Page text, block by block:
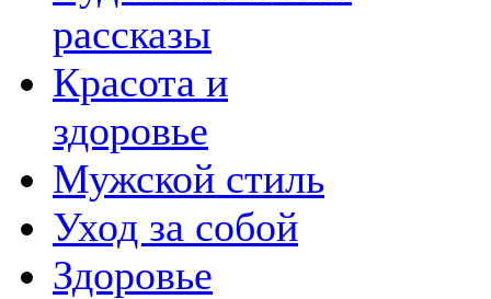
рассказы
Красота и
здоровье
Мужской стиль
Уход за собой
Здоровье